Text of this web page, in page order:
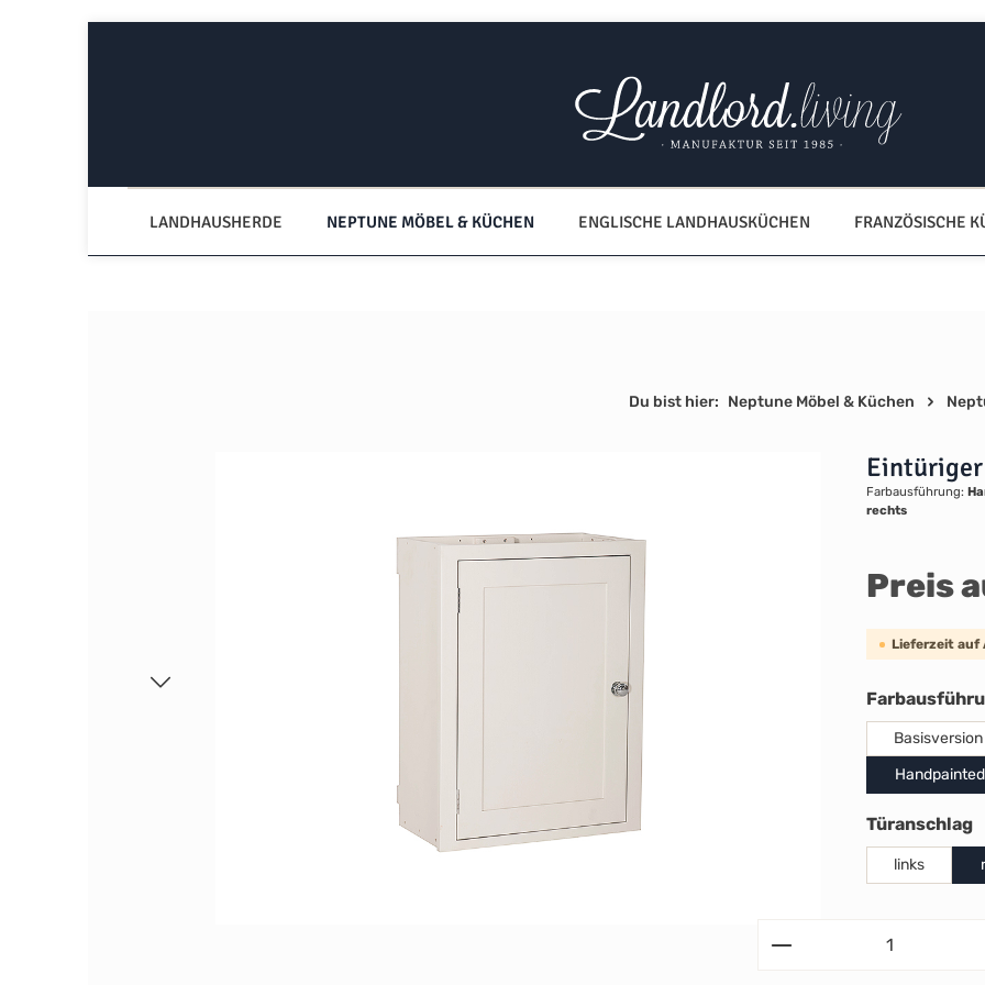
LANDHAUSHERDE NEPTUNE MÖBEL & KÜCHEN ENGLISCHE LANDHAUSKÜCHEN FRANZÖSISCHE
Du bist hier: Neptune Möbel & Küchen
Eintüriger
Farbausführung:
rechts
Preis
Lieferzeit auf
Basisversion
Türanschlag
links